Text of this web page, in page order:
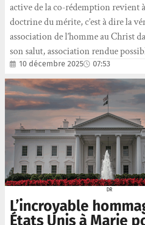
active de la co-rédemption revient
doctrine du mérite, c’est à dire la
association de l’homme au Christ
son salut, association rendue
10 décembre 2025 07:53
DR
L’incroyable
États Unis à Marie